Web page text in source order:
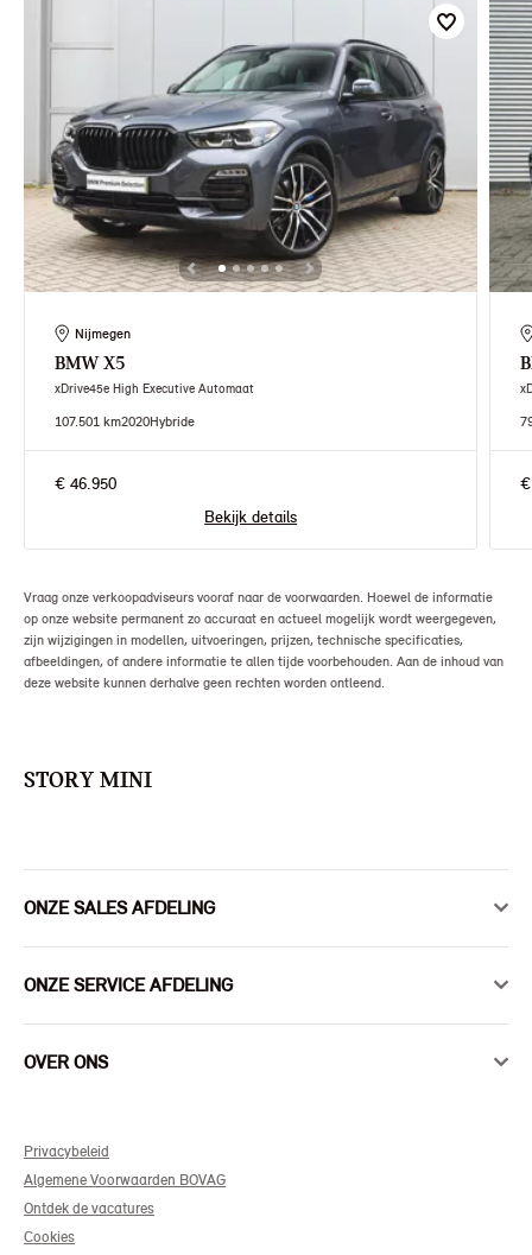
Nijmegen
BMW X5
xDrive45e High Executive Automaat
107.501 km2020Hybride
€ 46.950
Bekijk details
Vraag onze verkoopadviseurs vooraf naar de voorwaarden. Hoewel de informatie
op onze website permanent zo accuraat en actueel mogelijk wordt weergegeven,
zijn wijzigingen in modellen, uitvoeringen, prijzen, technische specificaties,
afbeeldingen, of andere informatie te allen tijde voorbehouden. Aan de inhoud van
deze website kunnen derhalve geen rechten worden ontleend.
STORY MINI
ONZE SALES AFDELING
ONZE SERVICE AFDELING
OVER ONS
Privacybeleid
Algemene Voorwaarden BOVAG
Ontdek de vacatures
Cookies